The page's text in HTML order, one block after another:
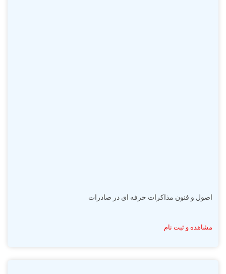
اصول و فنون مذاکرات حرفه ای در صادرات
مشاهده و ثبت نام